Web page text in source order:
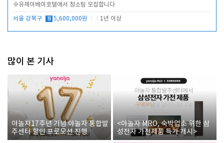
수유제이베이호텔에서 청소팀 모집합니다
서울 강북구 월 5,600,000원 1년 이상
많이 본 기사
야놀자17주년 기념 야놀자 통합발
주센터 할인 프로모션 진행
<야놀자 MRO, 숙박업소 위한 삼
성전자 가전제품 특가 개시>